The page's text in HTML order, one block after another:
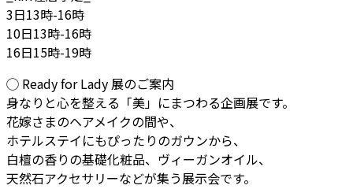
3日13時-16時
10日13時-16時
16日15時-19時
◯ Ready for Lady 展のご案内
身なりと心を整える「美」にまつわる企画展です。
花嫁さまのヘアメイクの間や、
ホテルステイにもぴったりのガウンから、
白檀の香りの基礎化粧品、ヴィーガンオイル、
天然石アクセサリーなどが集う展示会です。